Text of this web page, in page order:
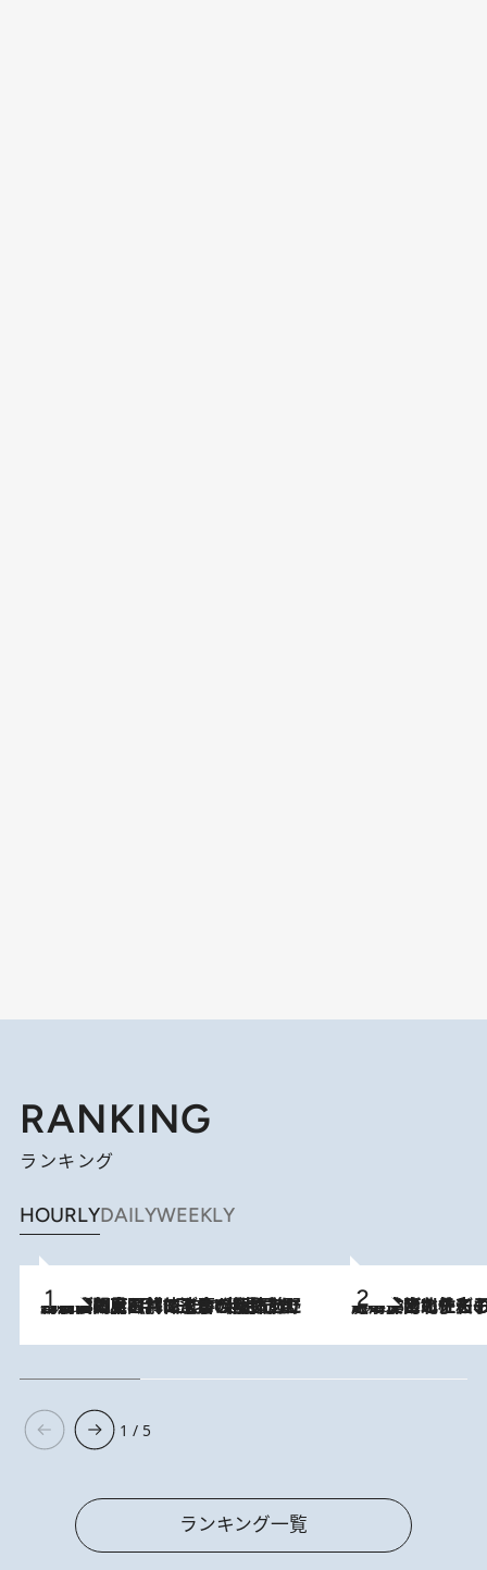
RANKING
ランキング
HOURLYDAILYWEEKLY
2026.8.8
「最後に見られてよかった」上野動物園の東園パンダ舎が解体前に特別公開。8月16日まで延長されたパネル展と共に辿る“半世紀”のパンダ飼育《解体工事の図面あり》 2026.8.3
《「文士の子ども被害者の会」発足！》阿川佐和子（72）が語る遠藤周作に北杜夫、劇作家・矢代静一の子どもたちの“文豪プライベート事件簿”
1 / 5
ランキング一覧